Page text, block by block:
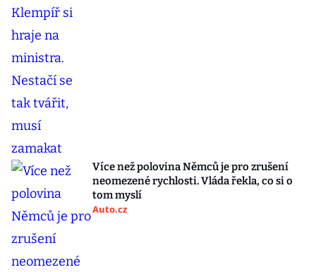
Více než polovina Němců je pro zrušení
neomezené rychlosti. Vláda řekla, co si o
tom myslí
Auto.cz